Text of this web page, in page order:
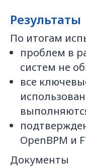
Результаты
По итогам
проблем в
систем не
все
OpenBPM и
Документы